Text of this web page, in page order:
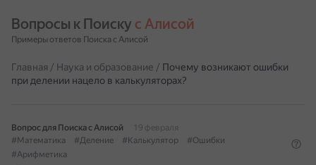
Вопросы к Поиску с Алисой
Примеры ответов Поиска с Алисой
Главная / Наука и образование / Почему возникают ошибки
при делении нацело в калькуляторах?
Вопрос для Поиска с Алисой
19 февраля
#Математика
#Деление #Калькулятор
#Ошибки
#Арифметика